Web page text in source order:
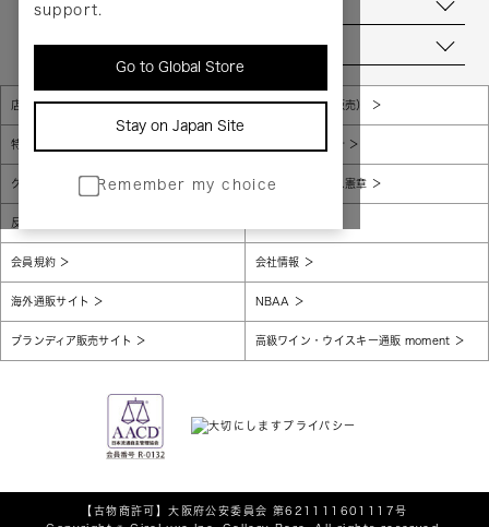
support.
Go to Global Store
Stay on Japan Site
Remember my choice
お問い合わせ
当店について
店舗一覧 販売規約（店頭販売）
特定商取引法に基づく表示 個人情報保護方針
グローバルプライバシーポリシー コンプライアンス憲章
反社会的勢力に対する基本方針
会員規約 会社情報
海外通販サイト NBAA
ブランディア販売サイト 高級ワイン・ウイスキー通販 moment
【古物商許可】大阪府公安委員会 第621111601117号